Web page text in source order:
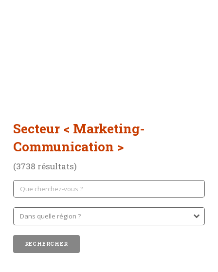
Secteur < Marketing-
Communication >
(3738 résultats)